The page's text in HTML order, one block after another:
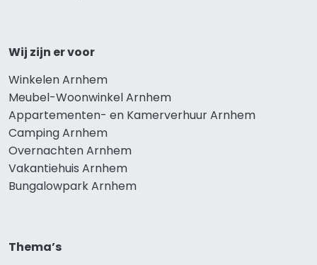
Wij zijn er voor
Winkelen Arnhem
Meubel-Woonwinkel Arnhem
Appartementen- en Kamerverhuur Arnhem
Camping Arnhem
Overnachten Arnhem
Vakantiehuis Arnhem
Bungalowpark Arnhem
Thema’s